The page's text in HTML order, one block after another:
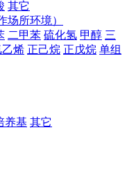
其它
场所环境）
二甲苯 硫化氢 甲醇 三
乙烯 正己烷 正戊烷 单组
养基 其它